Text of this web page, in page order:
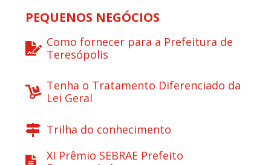
PEQUENOS NEGÓCIOS
Como fornecer para a Prefeitura de
Teresópolis
Tenha o Tratamento Diferenciado da
Lei Geral
Trilha do conhecimento
XI Prêmio SEBRAE Prefeito